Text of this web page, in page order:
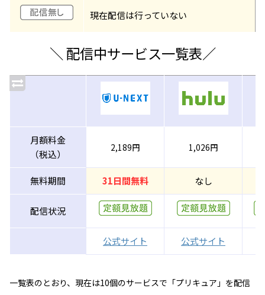
現在配信は行っていない
＼ 配信中サービス一覧表／
月額料金
（税込）
2,189円 1,026円
無料期間 31日間無料 なし
配信状況
公式サイト 公式サイト
一覧表のとおり、現在は10個のサービスで「プリキュア」を配信